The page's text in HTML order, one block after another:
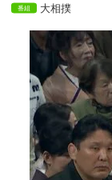
大相撲